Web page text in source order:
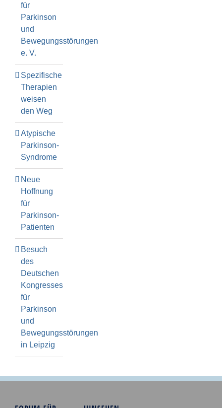
für
Parkinson
und
Bewegungsstörungen
e. V.
Spezifische
Therapien
weisen
den Weg
Atypische
Parkinson-
Syndrome
Neue
Hoffnung
für
Parkinson-
Patienten
Besuch
des
Deutschen
Kongresses
für
Parkinson
und
Bewegungsstörungen
in Leipzig